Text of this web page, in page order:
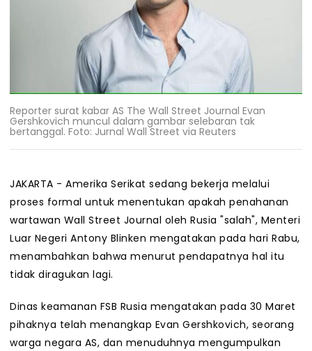
Reporter surat kabar AS The Wall Street Journal Evan
Gershkovich muncul dalam gambar selebaran tak
bertanggal. Foto: Jurnal Wall Street via Reuters
JAKARTA - Amerika Serikat sedang bekerja melalui
proses formal untuk menentukan apakah penahanan
wartawan Wall Street Journal oleh Rusia "salah", Menteri
Luar Negeri Antony Blinken mengatakan pada hari Rabu,
menambahkan bahwa menurut pendapatnya hal itu
tidak diragukan lagi.
Dinas keamanan FSB Rusia mengatakan pada 30 Maret
pihaknya telah menangkap Evan Gershkovich, seorang
warga negara AS, dan menuduhnya mengumpulkan